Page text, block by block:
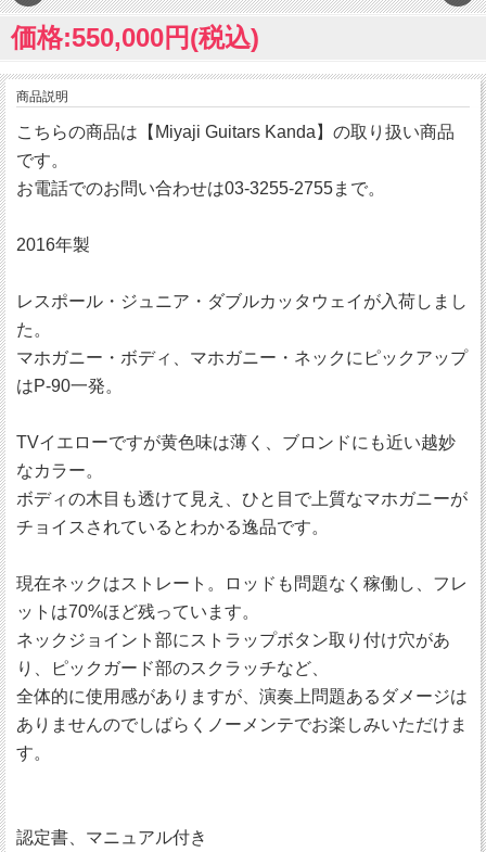
価格:550,000円(税込)
商品説明
こちらの商品は【Miyaji Guitars Kanda】の取り扱い商品
です。
お電話でのお問い合わせは03-3255-2755まで。
2016年製
レスポール・ジュニア・ダブルカッタウェイが入荷しまし
た。
マホガニー・ボディ、マホガニー・ネックにピックアップ
はP-90一発。
TVイエローですが黄色味は薄く、ブロンドにも近い越妙
なカラー。
ボディの木目も透けて見え、ひと目で上質なマホガニーが
チョイスされているとわかる逸品です。
現在ネックはストレート。ロッドも問題なく稼働し、フレ
ットは70%ほど残っています。
ネックジョイント部にストラップボタン取り付け穴があ
り、ピックガード部のスクラッチなど、
全体的に使用感がありますが、演奏上問題あるダメージは
ありませんのでしばらくノーメンテでお楽しみいただけま
す。
認定書、マニュアル付き